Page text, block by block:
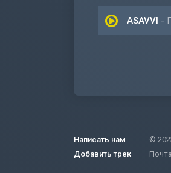
ASAVVI -
Написать нам
Добавить трек
©